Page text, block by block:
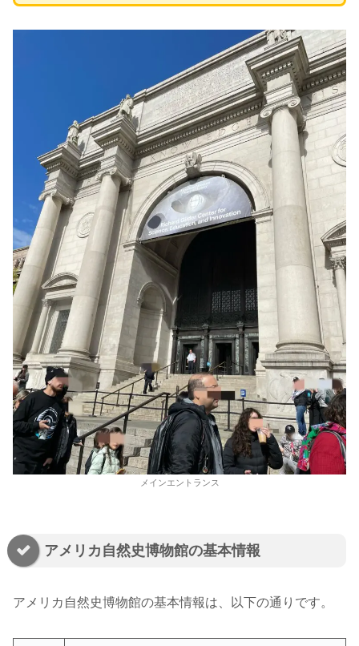
メインエントランス
アメリカ自然史博物館の基本情報
アメリカ自然史博物館の基本情報は、以下の通りです。